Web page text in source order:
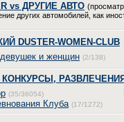
vs ДРУГИЕ АВТО
других автомобилей, как
DUSTER-WOMEN-CLUB
и женщин (2/138)
КОНКУРСЫ, РАЗВЛЕЧЕНИЯ
(35/36054)
Клуба (17/1272)